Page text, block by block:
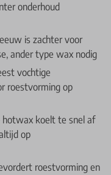
onderhoud
is zachter voor
ander type wax nodig
vochtige
roestvorming op
hotwax koelt te snel af
op
roestvorming en